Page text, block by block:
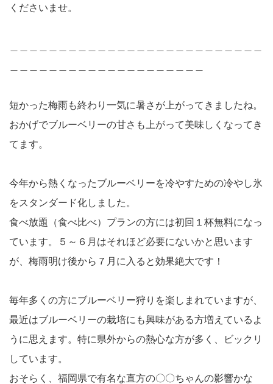
くださいませ。
短かった梅雨も終わり一気に暑さが上がってきましたね。
おかげでブルーベリーの甘さも上がって美味しくなってき
てます。
今年から熱くなったブルーベリーを冷やすための冷やし氷
をスタンダード化しました。
食べ放題（食べ比べ）プランの方には初回１杯無料になっ
ています。５～６月はそれほど必要にないかと思います
が、梅雨明け後から７月に入ると効果絶大です！
毎年多くの方にブルーベリー狩りを楽しまれていますが、
最近はブルーベリーの栽培にも興味がある方増えているよ
うに思えます。特に県外からの熱心な方が多く、ビックリ
しています。
おそらく、福岡県で有名な直方の〇〇ちゃんの影響かな